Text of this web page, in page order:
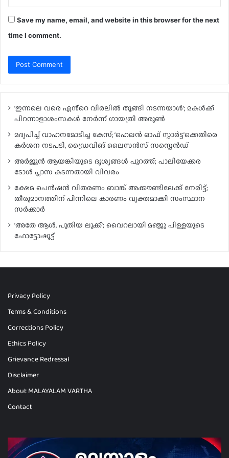
Save my name, email, and website in this browser for the next
time I comment.
‘ഇന്നലെ വരെ എൻ്റെ വിരലിൽ തൂങ്ങി നടന്നയാൾ’; മകൾ‌ക്ക്
പിറന്നാളാശംസകൾ നേർന്ന് ഗായത്രി അരുൺ
മദ്യപിച്ച് വാഹനമോടിച്ച കേസ്; ‘ഹെലൻ ഓഫ് സ്പാർട്ട’ക്കെതിരെ
കർശന നടപടി, ഡ്രൈവിങ് ലൈസൻസ് സസ്പെൻഡ്
അർജുൻ ആയങ്കിയുടെ ദൃശ്യങ്ങൾ പുറത്ത്; പാലിയേക്കര
ടോൾ പ്ലാസ കടന്നതായി വിവരം
ക്ഷേമ പെൻഷൻ വിതരണം ബാങ്ക് അക്കൗണ്ടിലേക്ക് നേരിട്ട്;
തീരുമാനത്തിന് പിന്നിലെ കാരണം വ്യക്തമാക്കി സംസ്ഥാന
സർക്കാർ
‘അതേ ആൾ, പുതിയ ലുക്ക്’; വൈറലായി മഞ്ജു പിള്ളയുടെ
ഫോട്ടോഷൂട്ട്
Privacy Policy
Terms & Conditions
Corrections Policy
Ethics Policy
Grievance Redressal
Disclaimer
About MALAYALAM VARTHA
Contact